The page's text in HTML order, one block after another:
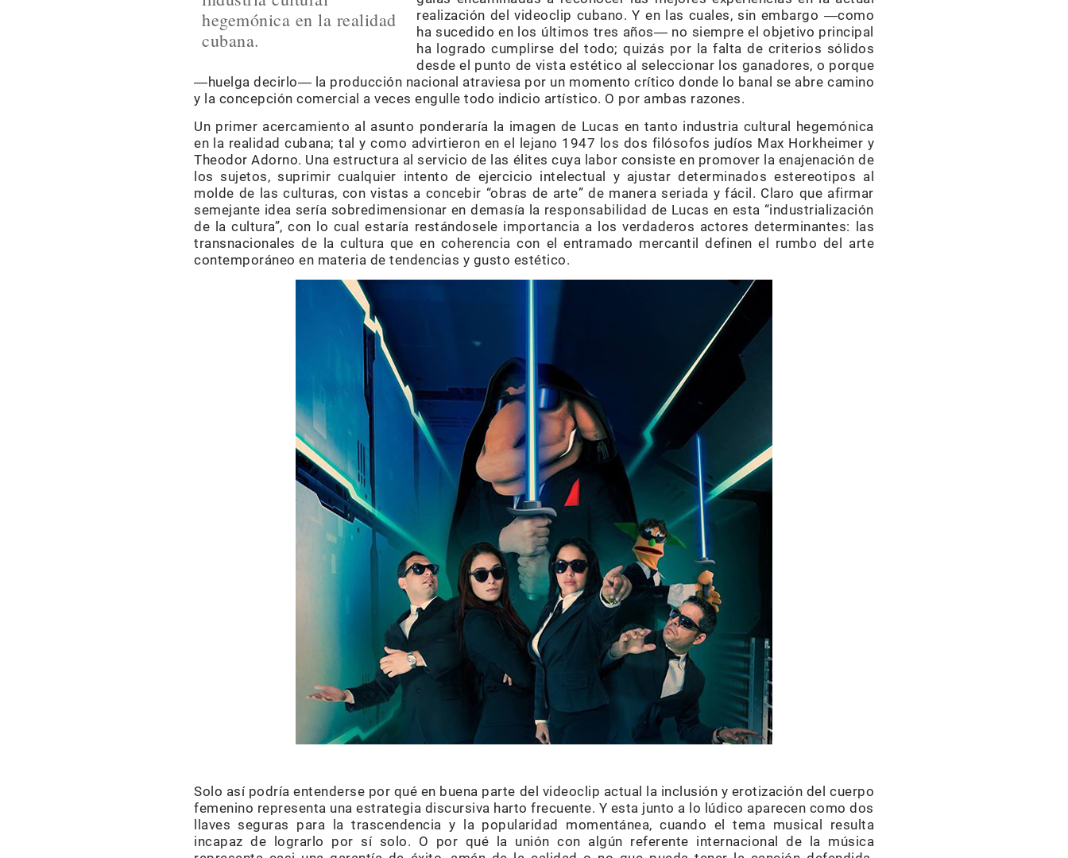
hegemónica en la realidad
cubana.
realización del videoclip cubano. Y en las cuales, sin embargo ―como
ha sucedido en los últimos tres años― no siempre el objetivo principal
ha logrado cumplirse del todo; quizás por la falta de criterios sólidos
desde el punto de vista estético al seleccionar los ganadores, o porque
―huelga decirlo― la producción nacional atraviesa por un momento crítico donde lo banal se abre camino
y la concepción comercial a veces engulle todo indicio artístico. O por ambas razones.
Un primer acercamiento al asunto ponderaría la imagen de Lucas en tanto industria cultural hegemónica
en la realidad cubana; tal y como advirtieron en el lejano 1947 los dos filósofos judíos Max Horkheimer y
Theodor Adorno. Una estructura al servicio de las élites cuya labor consiste en promover la enajenación de
los sujetos, suprimir cualquier intento de ejercicio intelectual y ajustar determinados estereotipos al
molde de las culturas, con vistas a concebir “obras de arte” de manera seriada y fácil. Claro que afirmar
semejante idea sería sobredimensionar en demasía la responsabilidad de Lucas en esta “industrialización
de la cultura”, con lo cual estaría restándosele importancia a los verdaderos actores determinantes: las
transnacionales de la cultura que en coherencia con el entramado mercantil definen el rumbo del arte
contemporáneo en materia de tendencias y gusto estético.
Solo así podría entenderse por qué en buena parte del videoclip actual la inclusión y erotización del cuerpo
femenino representa una estrategia discursiva harto frecuente. Y esta junto a lo lúdico aparecen como dos
llaves seguras para la trascendencia y la popularidad momentánea, cuando el tema musical resulta
incapaz de lograrlo por sí solo. O por qué la unión con algún referente internacional de la música